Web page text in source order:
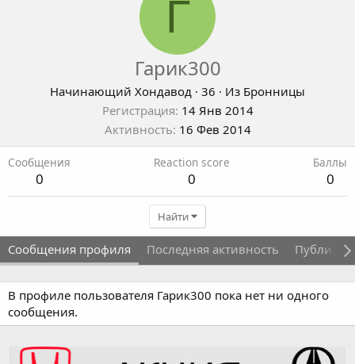
Г
Гарик300
Начинающий Хондавод · 36 · Из Бронницы
Регистрация 14 Янв 2014
Активность 16 Фев 2014
Сообщения
0
Reaction score
0
Баллы
0
Найти
Сообщения профиля Последняя активность
В профиле пользователя Гарик300 пока нет ни одного
сообщения.